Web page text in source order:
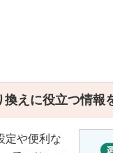
えに役立つ情報
定や便利な